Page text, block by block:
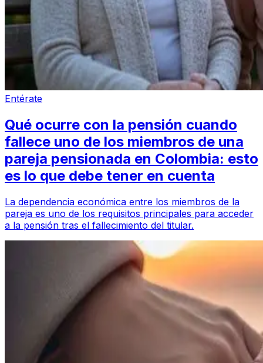
Entérate
Qué ocurre con la pensión cuando
fallece uno de los miembros de una
pareja pensionada en Colombia: esto
es lo que debe tener en cuenta
La dependencia económica entre los miembros de la
pareja es uno de los requisitos principales para acceder
a la pensión tras el fallecimiento del titular.